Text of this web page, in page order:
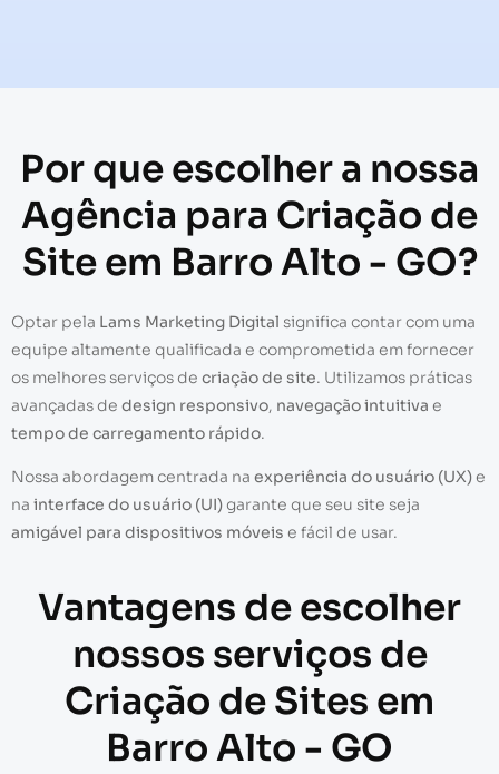
Por que escolher a nossa
Agência para Criação de
Site em Barro Alto - GO?
Optar pela Lams Marketing Digital significa contar com uma
equipe altamente qualificada e comprometida em fornecer
os melhores serviços de criação de site. Utilizamos práticas
avançadas de design responsivo, navegação intuitiva e
tempo de carregamento rápido.
Nossa abordagem centrada na experiência do usuário (UX)e
na interface do usuário (UI)garante que seu site seja
amigável para dispositivos móveis e fácil de usar.
Vantagens de escolher
nossos serviços de
Criação de Sites em
Barro Alto - GO